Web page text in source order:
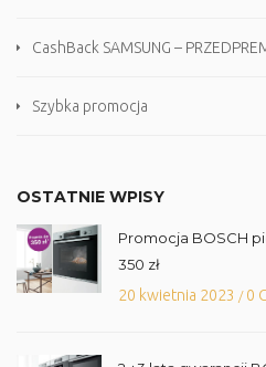
CashBack SAMSUNG –
Szybka promocja
OSTATNIE WPISY
Promocja BOSCH
350 zł
20 kwietnia 2023 /0